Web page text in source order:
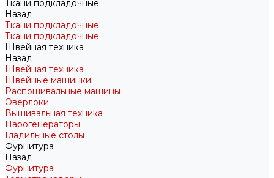
Ткани подкладочные
Назад
Ткани подкладочные
Ткани подкладочные
Швейная техника
Назад
Швейная техника
Швейные машинки
Распошивальные машины
Оверлоки
Вышивальная техника
Парогенераторы
Гладильные столы
Фурнитура
Назад
Фурнитура